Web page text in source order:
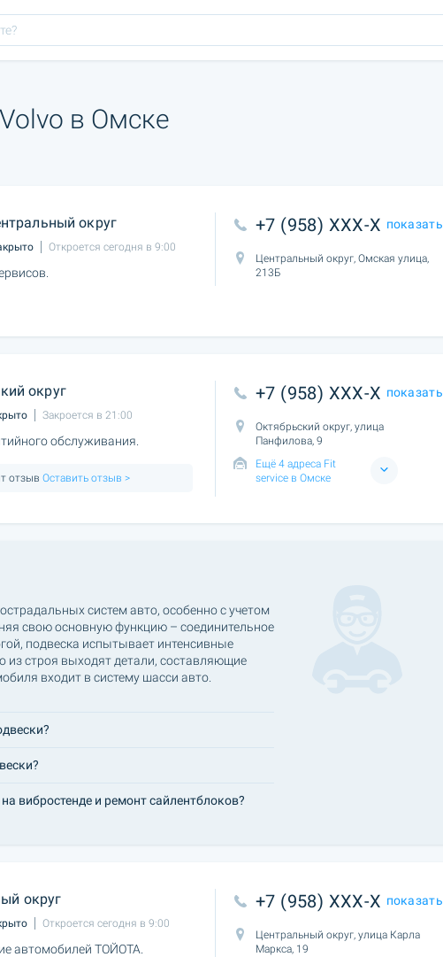
в Омске
округ
Откроется сегодня в 9:00
+7 (958) XXX-X показать
Центральный округ, Омская улица,
213Б
округ
Закроется в 21:00
обслуживания.
отзыв Оставить отзыв >
+7 (958) XXX-X показать
Октябрьский округ, улица
Панфилова, 9
Ещё 4 адреса Fit
service в Омске
систем авто, особенно с учетом
свою основную функцию – соединительное
подвеска испытывает интенсивные
из строя выходят детали, составляющие
входит в систему шасси авто.
вибростенде и ремонт сайлентблоков?
округ
Откроется сегодня в 9:00
автомобилей ТОЙОТА.
+7 (958) XXX-X показать
Центральный округ, улица Карла
Маркса, 19